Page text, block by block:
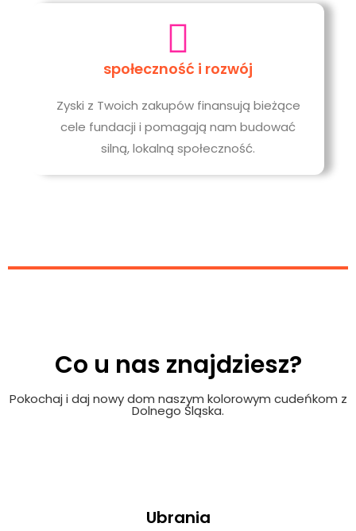
społeczność i rozwój
Zyski z Twoich zakupów finansują bieżące
cele fundacji i pomagają nam budować
silną, lokalną społeczność.
Co u nas znajdziesz?
Pokochaj i daj nowy dom naszym kolorowym cudeńkom z
Dolnego Śląska.
Ubrania